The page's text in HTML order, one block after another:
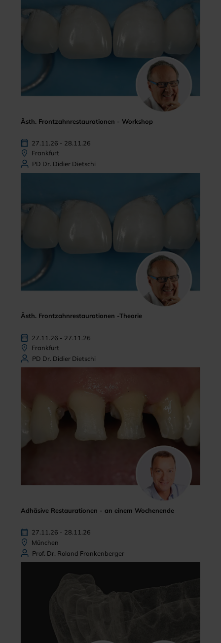
Ästh. Frontzahnrestaurationen - Workshop
27.11.26 - 28.11.26
Frankfurt
PD Dr. Didier Dietschi
Ästh. Frontzahnrestaurationen -Theorie
27.11.26 - 27.11.26
Frankfurt
PD Dr. Didier Dietschi
Adhäsive Restaurationen - an einem Wochenende
27.11.26 - 28.11.26
München
Prof. Dr. Roland Frankenberger